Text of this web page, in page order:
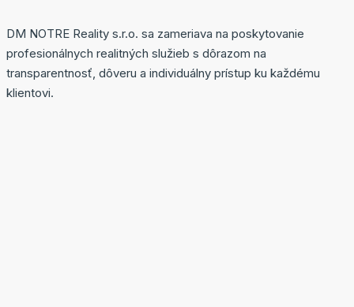
DM NOTRE Reality s.r.o. sa zameriava na poskytovanie
profesionálnych realitných služieb s dôrazom na
transparentnosť, dôveru a individuálny prístup ku každému
klientovi.